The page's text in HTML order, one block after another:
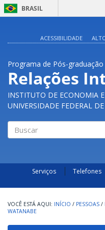
BRASIL
ACESSIBILIDADE
Programa de Pós-
Relações
INSTITUTO DE ECONOMIA
UNIVERSIDADE FEDERAL
Serviços Telefones
INÍCIO / PESSOAS /
WATANABE